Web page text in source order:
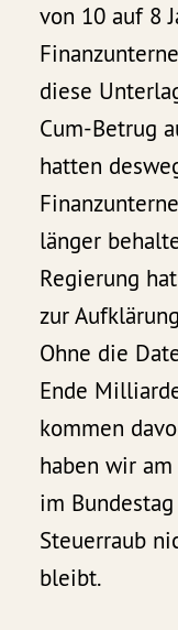
von 10 auf 8
diese
Cum-Betrug
hatten
länger
Regierung
zur
Ohne die
Ende
kommen
haben wir
im
Steuerraub
bleibt.